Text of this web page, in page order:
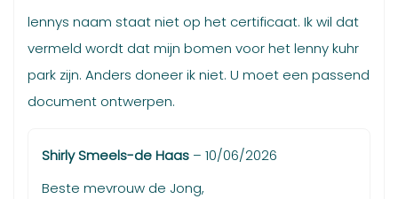
5
lennys naam staat niet op het certificaat. Ik wil dat
vermeld wordt dat mijn bomen voor het lenny kuhr
park zijn. Anders doneer ik niet. U moet een passend
document ontwerpen.
Shirly Smeels-de Haas – 10/06/2026
Beste mevrouw de Jong,